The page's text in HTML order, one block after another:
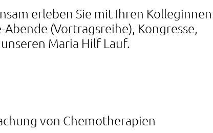
erleben Sie mit Ihren Kolleginnen
(Vortragsreihe), Kongresse,
Maria Hilf Lauf.
von Chemotherapien